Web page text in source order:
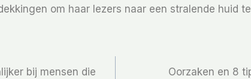
om haar lezers naar een stralende huid
bij mensen die
Oorzaken en 8